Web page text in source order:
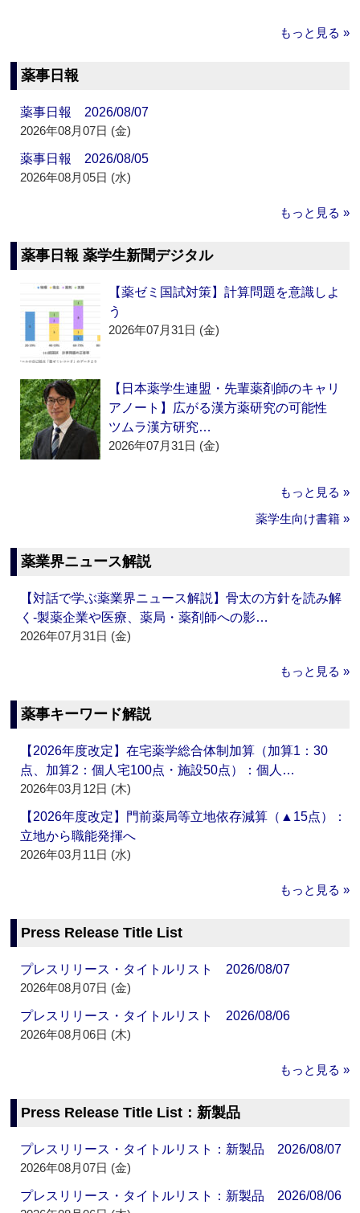
もっと見る »
薬事日報
薬事日報 2026/08/07
2026年08月07日 (金)
薬事日報 2026/08/05
2026年08月05日 (水)
もっと見る »
薬事日報 薬学生新聞デジタル
【薬ゼミ国試対策】計算問題を意識しよ
う
2026年07月31日 (金)
【日本薬学生連盟・先輩薬剤師のキャリ
アノート】広がる漢方薬研究の可能性
ツムラ漢方研究…
2026年07月31日 (金)
もっと見る »
薬学生向け書籍 »
薬業界ニュース解説
【対話で学ぶ薬業界ニュース解説】骨太の方針を読み解
く‐製薬企業や医療、薬局・薬剤師への影…
2026年07月31日 (金)
もっと見る »
薬事キーワード解説
【2026年度改定】在宅薬学総合体制加算（加算1：30
点、加算2：個人宅100点・施設50点）：個人…
2026年03月12日 (木)
【2026年度改定】門前薬局等立地依存減算（▲15点）：
立地から職能発揮へ
2026年03月11日 (水)
もっと見る »
Press Release Title List
プレスリリース・タイトルリスト 2026/08/07
2026年08月07日 (金)
プレスリリース・タイトルリスト 2026/08/06
2026年08月06日 (木)
もっと見る »
Press Release Title List：新製品
プレスリリース・タイトルリスト：新製品 2026/08/07
2026年08月07日 (金)
プレスリリース・タイトルリスト：新製品 2026/08/06